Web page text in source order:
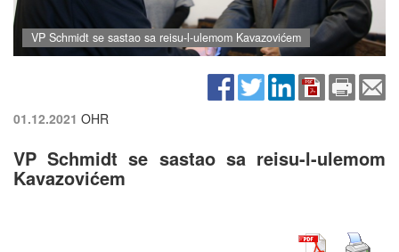
VP Schmidt se sastao sa reisu-l-ulemom Kavazovićem
01.12.2021 OHR
VP Schmidt se sastao sa reisu-l-ulemom
Kavazovićem